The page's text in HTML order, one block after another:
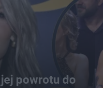
powrotu do